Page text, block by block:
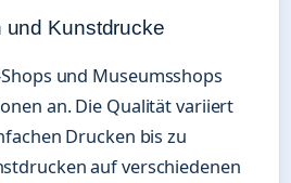
und Kunstdrucke
und Museumsshops
an. Die Qualität variiert
Drucken bis zu
auf verschiedenen